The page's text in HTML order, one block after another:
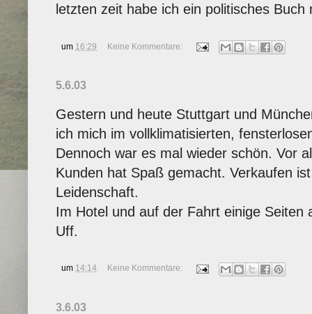
letzten zeit habe ich ein politisches
um 16:29 Keine Kommentare:
5.6.03
Gestern und heute Stuttgart und
ich mich im vollklimatisierten,
Dennoch war es mal wieder schön. Vor
Kunden hat Spaß gemacht. Verkaufen
Leidenschaft.
Im Hotel und auf der Fahrt einige Seiten
Uff.
um 14:14 Keine Kommentare:
3.6.03